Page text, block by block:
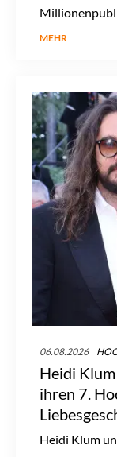
Geburtstag
MEHR
06.08.2026
Heidi
ihren 7.
Heidi Klum